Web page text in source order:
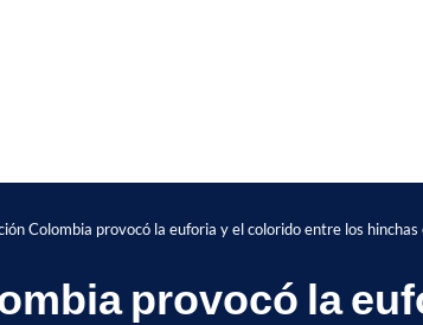
Colombia provocó la euforia y el colorido entre los
provocó la